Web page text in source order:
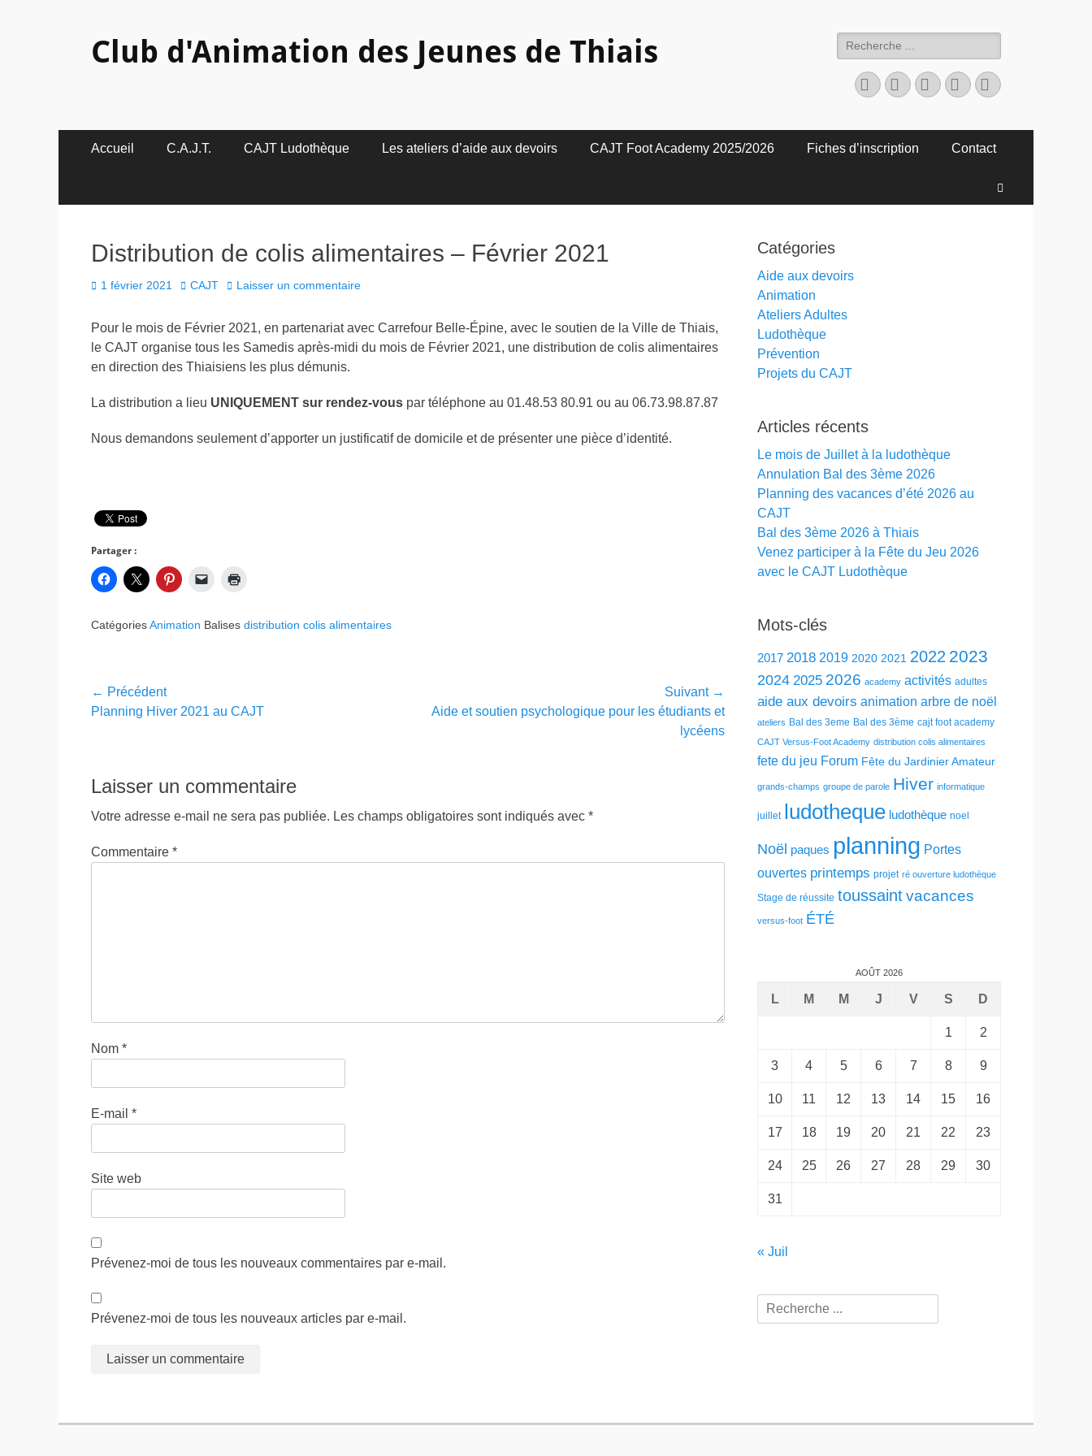
Club d'Animation des Jeunes de Thiais Rechercher :
Facebook
TwitterYouTubeInstagram
Tél
Menu
Accueil C.A.J.T. CAJT Ludothèque Les ateliers d’aide aux devoirs CAJT Foot Academy 2025/2026 Fiches d’inscription Contact
Distribution de colis alimentaires – Février 2021
Posted
1 février 2021 Author
CAJT Laisser un commentaire
Pour le mois de Février 2021, en partenariat avec Carrefour Belle-Épine, avec le soutien de la Ville de Thiais,
le CAJT organise tous les Samedis après-midi du mois de Février 2021, une distribution de colis alimentaires
en direction des Thiaisiens les plus démunis.
La distribution a lieu UNIQUEMENT sur rendez-vous par téléphone au 01.48.53 80.91 ou au 06.73.98.87.87
Nous demandons seulement d’apporter un justificatif de domicile et de présenter une pièce d’identité.
Partager :
CatégoriesAnimation Balises distribution colis alimentaires
Navigation
← Précédent
Article
Planning Hiver 2021 au CAJT
Suivant →
ArticleAide et soutien psychologique pour les étudiants et
lycéens
Laisser un commentaire
Votre adresse e-mail ne sera pas publiée. Les champs obligatoires sont indiqués avec *
Commentaire *
Nom *
E-mail *
Site web
Prévenez-moi de tous les nouveaux commentaires par e-mail.
Prévenez-moi de tous les nouveaux articles par e-mail.
Catégories
Aide aux devoirs
Animation
Ateliers Adultes
Ludothèque
Prévention
Projets du CAJT
Articles récents
Le mois de Juillet à la ludothèque
Annulation Bal des 3ème 2026
Planning des vacances d’été 2026 au
CAJT
Bal des 3ème 2026 à Thiais
Venez participer à la Fête du Jeu 2026
avec le CAJT Ludothèque
Mots-clés
2017 2018 2019 2020 2021 2022 2023
2024 2025 2026 academy activités adultes
aide aux devoirs animation arbre de noël
ateliers Bal des 3eme Bal des 3ème cajt foot academy
CAJT Versus-Foot Academy distribution colis alimentaires
fete du jeu Forum Fête du Jardinier Amateur
grands-champs groupe de parole Hiver informatique
juillet ludotheque ludothèque noel
Noël paques planning Portes
ouvertes printemps projet ré ouverture ludothèque
Stage de réussite toussaintvacances
versus-foot ÉTÉ
AOÛT 2026
L M M J V S D
1 2
3 4 5 6 7 8 9
10 11 12 13 14 15 16
17 18 19 20 21 22 23
24 25 26 27 28 29 30
31
« Juil
Rechercher :